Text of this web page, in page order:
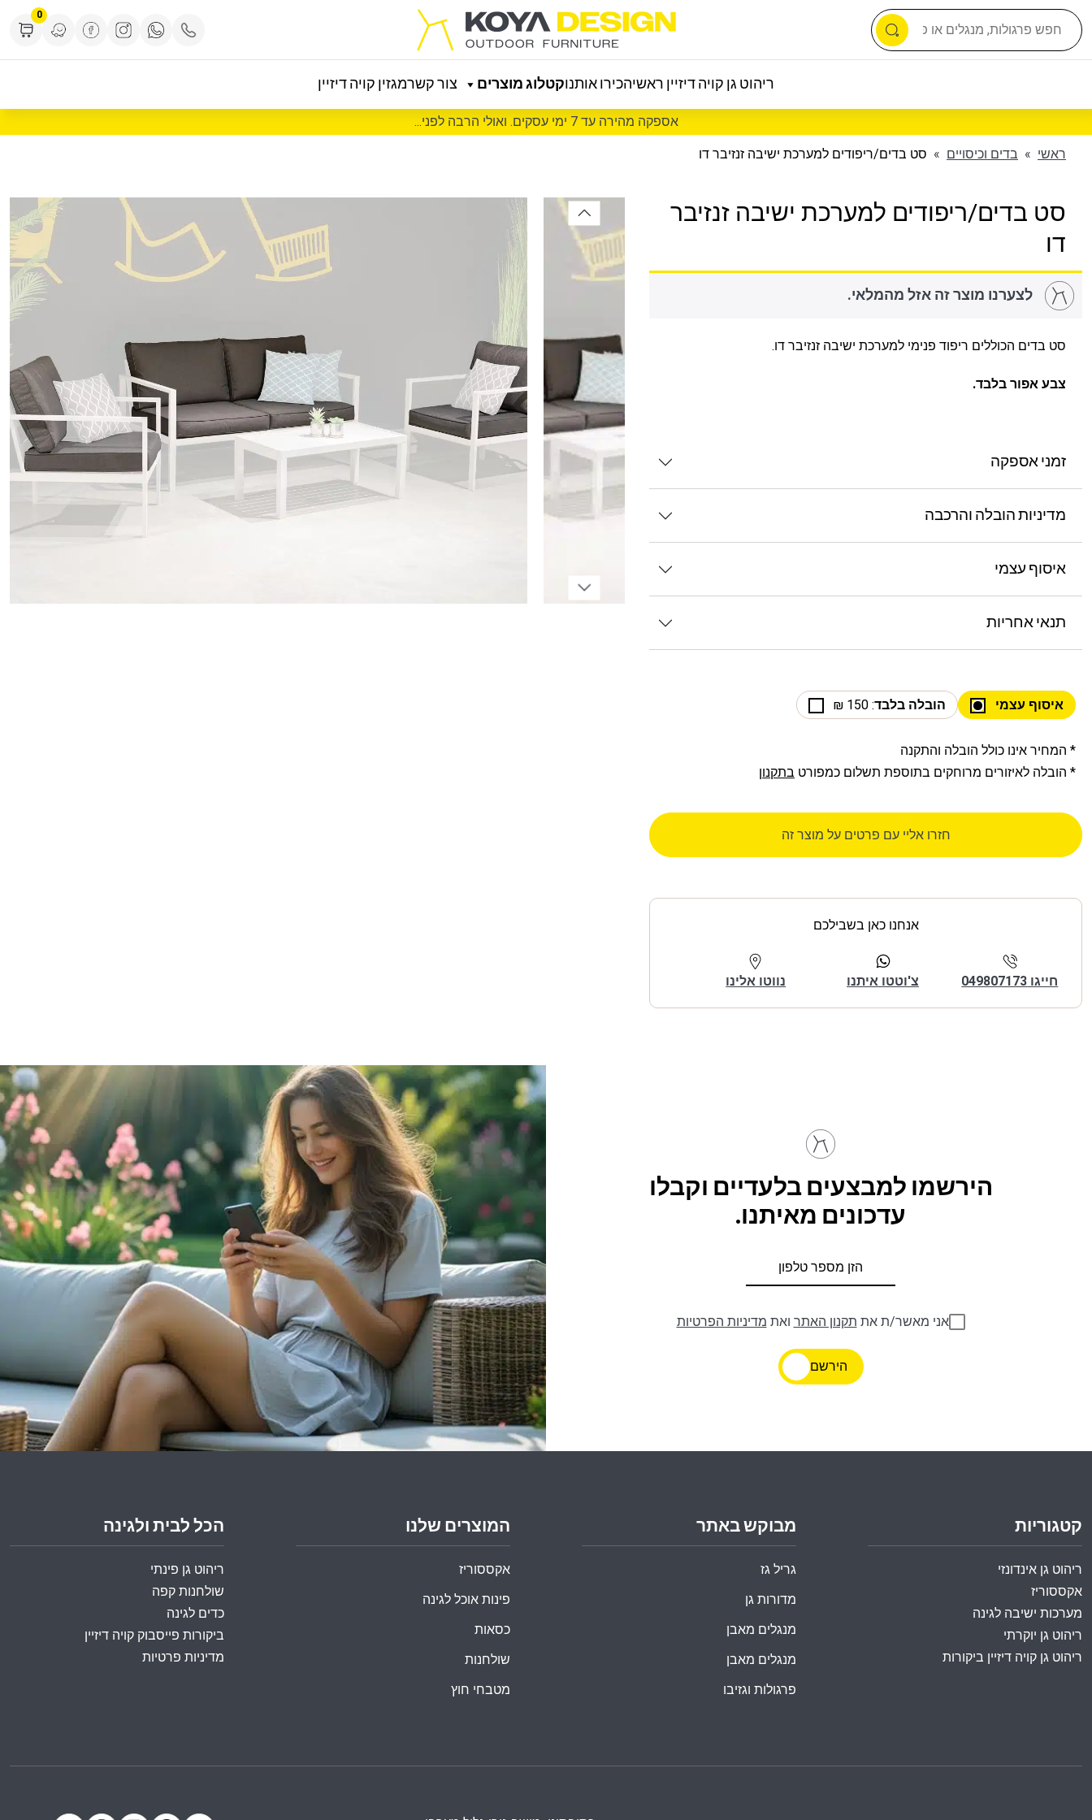
0
ריהוט גן קויה דיזיין ראשיהכירו אותנוקטלוג מוצרים צור קשרמגזין קויה דיזיין
אספקה מהירה עד 7 ימי עסקים. ואולי הרבה לפני...
ראשי » בדים וכיסויים » סט בדים/ריפודים למערכת ישיבה זנזיבר דו
סט בדים/ריפודים למערכת ישיבה זנזיבר
דו
לצערנו מוצר זה אזל מהמלאי.
סט בדים הכוללים ריפוד פנימי למערכת ישיבה זנזיבר דו.
צבע אפור בלבד.
זמני אספקה
מדיניות הובלה והרכבה
איסוף עצמי
תנאי אחריות
איסוף עצמי הובלה בלבד: 150 ₪
* המחיר אינו כולל הובלה והתקנה
* הובלה לאיזורים מרוחקים בתוספת תשלום כמפורט בתקנון
חזרו אליי עם פרטים על מוצר זה
אנחנו כאן בשבילכם
חייגו 049807173 צ'וטטו איתנו נווטו אלינו
הירשמו למבצעים בלעדיים וקבלו
עדכונים מאיתנו.
אני מאשר/ת את תקנון האתר ואת מדיניות הפרטיות
הירשם
הכל לבית ולגינה
ריהוט גן פינתי
שולחנות קפה
כדים לגינה
ביקורות פייסבוק קויה דיזיין
מדיניות פרטיות
המוצרים שלנו
אקססוריז
פינות אוכל לגינה
כסאות
שולחנות
מטבחי חוץ
מבוקש באתר
גריל גז
מדורות גן
מנגלים מאבן
מנגלים מאבן
פרגולות וגזיבו
קטגוריות
ריהוט גן אינדונזי
אקססוריז
מערכות ישיבה לגינה
ריהוט גן יוקרתי
ריהוט גן קויה דיזיין ביקורות